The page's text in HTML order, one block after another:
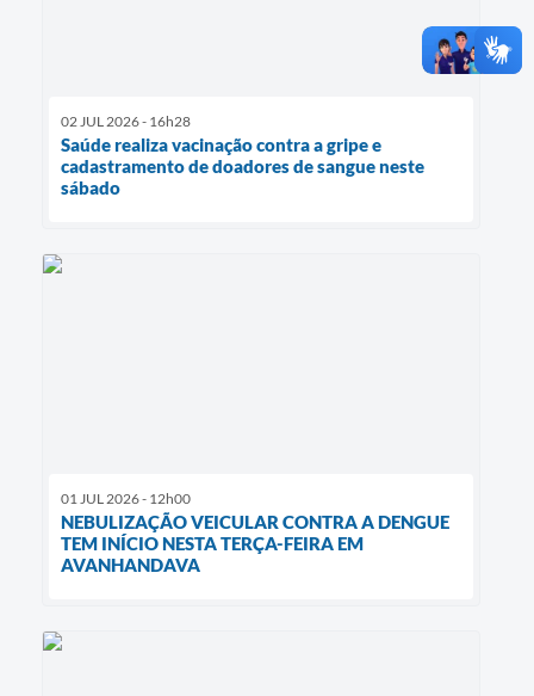
02 JUL 2026 - 16h28
Saúde realiza vacinação contra a gripe e
cadastramento de doadores de sangue neste
sábado
01 JUL 2026 - 12h00
NEBULIZAÇÃO VEICULAR CONTRA A DENGUE
TEM INÍCIO NESTA TERÇA-FEIRA EM
AVANHANDAVA